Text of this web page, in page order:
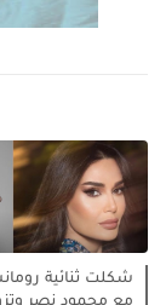
شكلت ثنائية
مع محمود نصر